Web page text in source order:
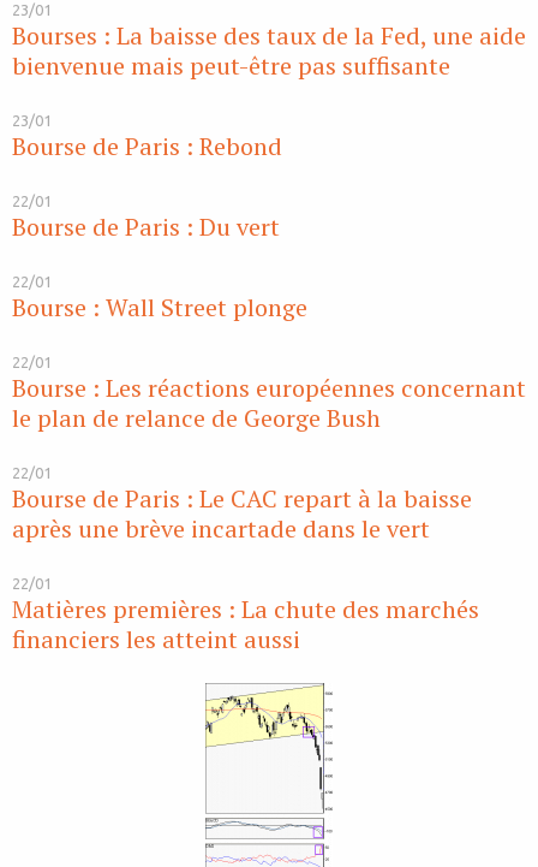
23/01
Bourses : La baisse des taux de la Fed, une aide
bienvenue mais peut-être pas suffisante
23/01
Bourse de Paris : Rebond
22/01
Bourse de Paris : Du vert
22/01
Bourse : Wall Street plonge
22/01
Bourse : Les réactions européennes concernant
le plan de relance de George Bush
22/01
Bourse de Paris : Le CAC repart à la baisse
après une brève incartade dans le vert
22/01
Matières premières : La chute des marchés
financiers les atteint aussi